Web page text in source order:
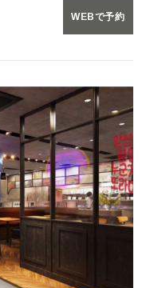
WEBで予約